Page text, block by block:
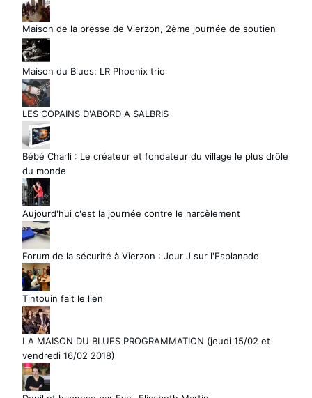
Maison de la presse de Vierzon, 2ème journée de soutien
Maison du Blues: LR Phoenix trio
LES COPAINS D'ABORD A SALBRIS
Bébé Charli : Le créateur et fondateur du village le plus drôle
du monde
Aujourd'hui c'est la journée contre le harcèlement
Forum de la sécurité à Vierzon : Jour J sur l'Esplanade
Tintouin fait le lien
LA MAISON DU BLUES PROGRAMMATION (jeudi 15/02 et
vendredi 16/02 2018)